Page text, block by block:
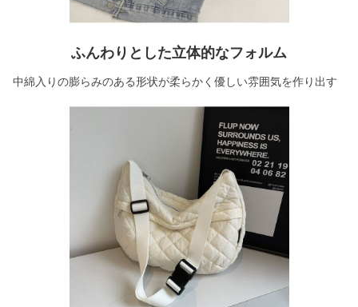
ふんわりとした立体的なフォルム
中綿入りの膨らみのある形状が柔らかく優しい雰囲気を作り出す